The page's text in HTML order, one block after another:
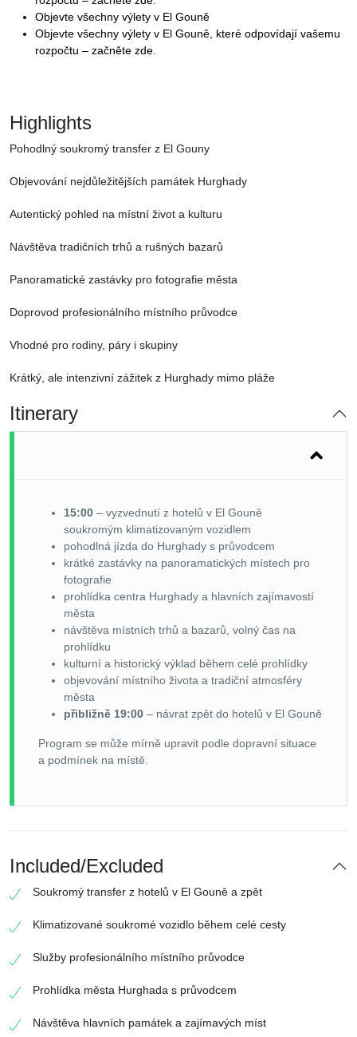
Objevte všechny výlety v El Gouně
Objevte všechny výlety v El Gouně, které odpovídají vašemu
rozpočtu – začněte zde.
Highlights
Pohodlný soukromý transfer z El Gouny
Objevování nejdůležitějších památek Hurghady
Autentický pohled na místní život a kulturu
Návštěva tradičních trhů a rušných bazarů
Panoramatické zastávky pro fotografie města
Doprovod profesionálního místního průvodce
Vhodné pro rodiny, páry i skupiny
Krátký, ale intenzivní zážitek z Hurghady mimo pláže
Itinerary
15:00 – vyzvednutí z hotelů v El Gouně
soukromým klimatizovaným vozidlem
pohodlná jízda do Hurghady s průvodcem
krátké zastávky na panoramatických místech pro
fotografie
prohlídka centra Hurghady a hlavních zajímavostí
města
návštěva místních trhů a bazarů, volný čas na
prohlídku
kulturní a historický výklad během celé prohlídky
objevování místního života a tradiční atmosféry
města
přibližně 19:00 – návrat zpět do hotelů v El Gouně
Program se může mírně upravit podle dopravní situace
a podmínek na místě.
Included/Excluded
Soukromý transfer z hotelů v El Gouně a zpět
Klimatizované soukromé vozidlo během celé cesty
Služby profesionálního místního průvodce
Prohlídka města Hurghada s průvodcem
Návštěva hlavních památek a zajímavých míst